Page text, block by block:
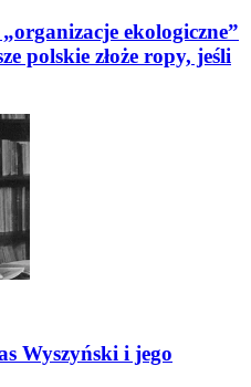
ekologiczne”
polskie złoże ropy, jeśli
Wyszyński i jego